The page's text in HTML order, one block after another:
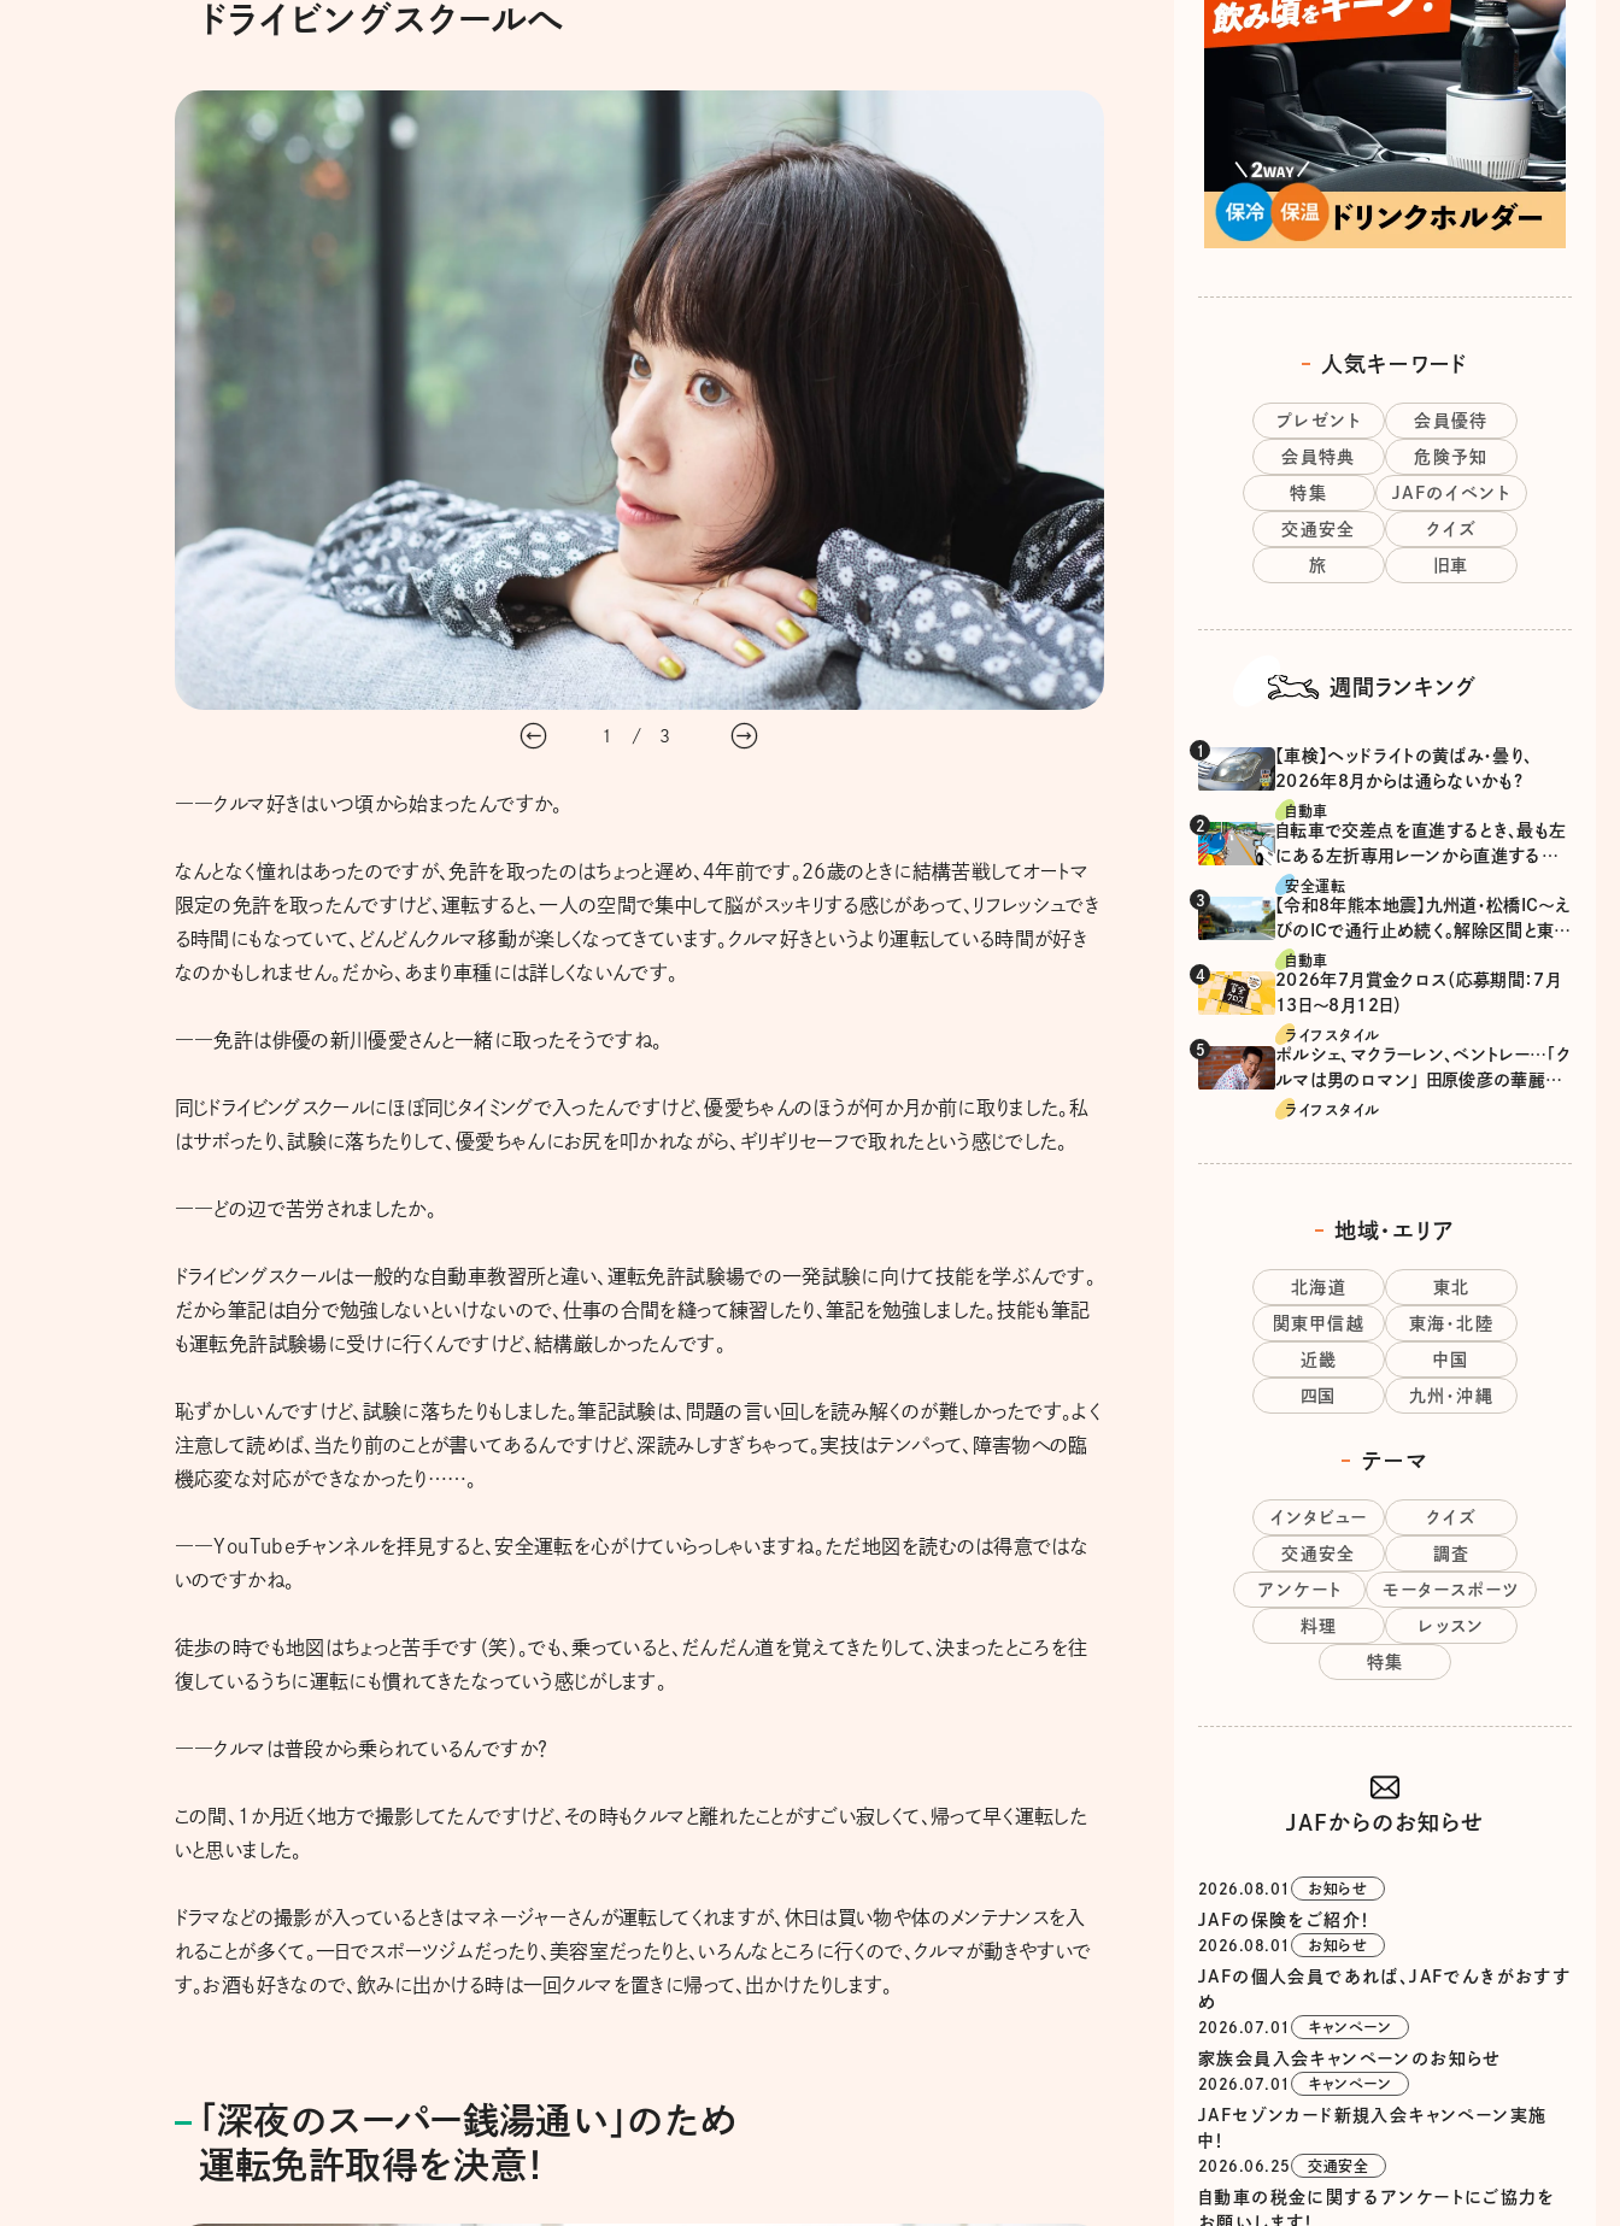
ドライビングスクールへ
1 / 3
――クルマ好きはいつ頃から始まったんですか。
なんとなく憧れはあったのですが、免許を取ったのはちょっと遅め、4年前です。26歳のときに結構苦戦してオートマ
限定の免許を取ったんですけど、運転すると、一人の空間で集中して脳がスッキリする感じがあって、リフレッシュでき
る時間にもなっていて、どんどんクルマ移動が楽しくなってきています。クルマ好きというより運転している時間が好き
なのかもしれません。だから、あまり車種には詳しくないんです。
――免許は俳優の新川優愛さんと一緒に取ったそうですね。
同じドライビングスクールにほぼ同じタイミングで入ったんですけど、優愛ちゃんのほうが何か月か前に取りました。私
はサボったり、試験に落ちたりして、優愛ちゃんにお尻を叩かれながら、ギリギリセーフで取れたという感じでした。
――どの辺で苦労されましたか。
ドライビングスクールは一般的な自動車教習所と違い、運転免許試験場での一発試験に向けて技能を学ぶんです。
だから筆記は自分で勉強しないといけないので、仕事の合間を縫って練習したり、筆記を勉強しました。技能も筆記
も運転免許試験場に受けに行くんですけど、結構厳しかったんです。
恥ずかしいんですけど、試験に落ちたりもしました。筆記試験は、問題の言い回しを読み解くのが難しかったです。よく
注意して読めば、当たり前のことが書いてあるんですけど、深読みしすぎちゃって。実技はテンパって、障害物への臨
機応変な対応ができなかったり……。
――YouTubeチャンネルを拝見すると、安全運転を心がけていらっしゃいますね。ただ地図を読むのは得意ではな
いのですかね。
徒歩の時でも地図はちょっと苦手です（笑）。でも、乗っていると、だんだん道を覚えてきたりして、決まったところを往
復しているうちに運転にも慣れてきたなっていう感じがします。
――クルマは普段から乗られているんですか？
この間、1か月近く地方で撮影してたんですけど、その時もクルマと離れたことがすごい寂しくて、帰って早く運転した
いと思いました。
ドラマなどの撮影が入っているときはマネージャーさんが運転してくれますが、休日は買い物や体のメンテナンスを入
れることが多くて。一日でスポーツジムだったり、美容室だったりと、いろんなところに行くので、クルマが動きやすいで
す。お酒も好きなので、飲みに出かける時は一回クルマを置きに帰って、出かけたりします。
「深夜のスーパー銭湯通い」のため
運転免許取得を決意！
人気キーワード
プレゼント 会員優待
会員特典 危険予知
特集 JAFのイベント
交通安全 クイズ
旅 旧車
週間ランキング
【車検】ヘッドライトの黄ばみ・曇り、
2026年8月からは通らないかも?
自動車
自転車で交差点を直進するとき、最も左
にある左折専用レーンから直進するの
は、違反？
安全運転
【令和8年熊本地震】九州道・松橋IC～え
びのICで通行止め続く。解除区間と東九
州道の迂回ルート
自動車
2026年7月賞金クロス（応募期間：7月
13日～8月12日）
ライフスタイル
ポルシェ、マクラーレン、ベントレー…「ク
ルマは男のロマン」 田原俊彦の華麗な
る愛車遍歴
ライフスタイル
地域・エリア
北海道 東北
関東甲信越 東海・北陸
近畿 中国
四国 九州・沖縄
テーマ
インタビュー クイズ
交通安全 調査
アンケート モータースポーツ
料理 レッスン
特集
JAFからのお知らせ
2026.08.01 お知らせ
JAFの保険をご紹介！
2026.08.01 お知らせ
JAFの個人会員であれば、JAFでんきがおすす
め
2026.07.01 キャンペーン
家族会員入会キャンペーンのお知らせ
2026.07.01 キャンペーン
JAFセゾンカード新規入会キャンペーン実施
中！
2026.06.25 交通安全
自動車の税金に関するアンケートにご協力を
お願いします！